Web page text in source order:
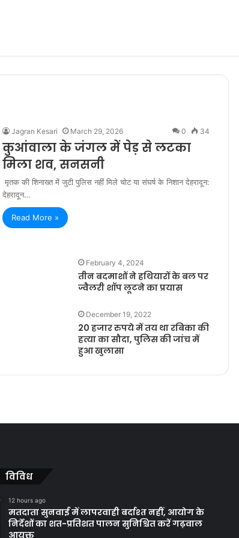
Jagran Kesari March 29, 2026 0 34
कुआंवाला के जंगल में पेड़ से लटका
मिला शव, सनसनी
मृतक की शिनाख्त में जुटी पुलिस नहीं मिले चोट या संघर्ष के निशान देहरादून:
देहरादून…
Read More »
February 4, 2024
तीन बदमाशों ने हथियारों के बल पर
ज्वैलरी शॉप लूटने का प्रयास
December 19, 2022
20 हजार रुपये में तय था रबिका की
हत्या का सौदा, पुलिस की जांच में
हुआ खुलासा
विविध
12 hours ago
मतदाता सुनवाई में लापरवाही बर्दाश्त नहीं, आयोग के
निर्देशों का शत-प्रतिशत पालन सुनिश्चित करें गढ़वाल
आयुक्त